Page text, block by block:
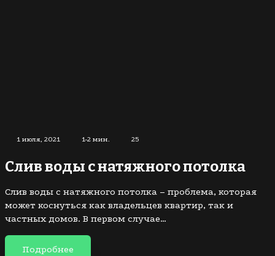
1 июля, 2021 1-2 мин. 25
Слив воды с натяжного потолка
Слив воды с натяжного потолка – проблема, которая
может коснуться как владельцев квартир, так и
частных домов. В первом случае…
Подробнее